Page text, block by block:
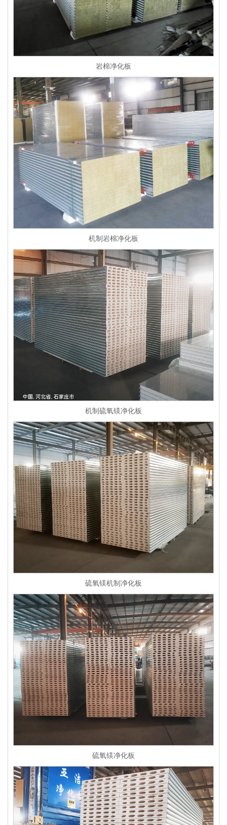
岩棉净化板
机制岩棉净化板
机制硫氧镁净化板
硫氧镁机制净化板
硫氧镁净化板